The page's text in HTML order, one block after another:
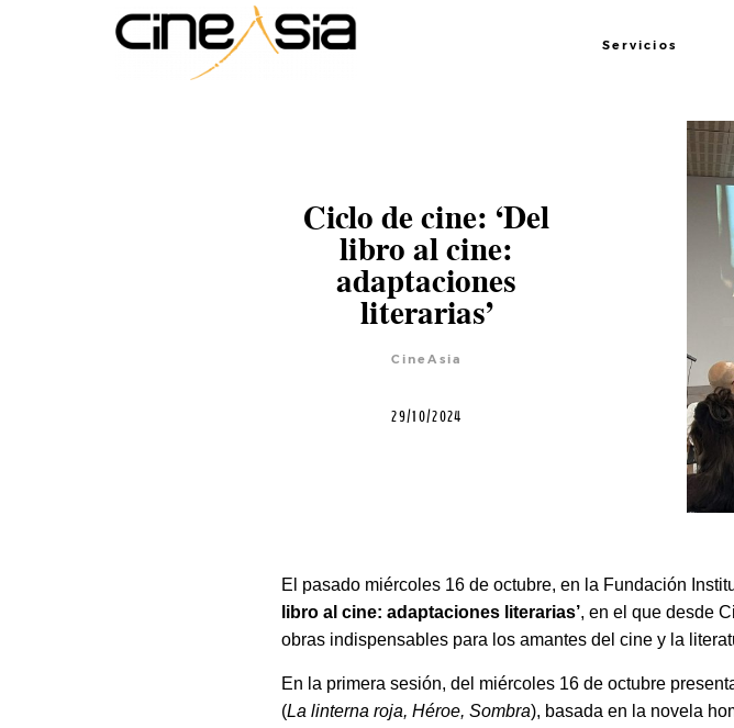
Servicios
Ciclo de cine: ‘Del
libro al cine:
adaptaciones
literarias’
CineAsia
29/10/2024
El pasado miércoles 16 de octubre, en la Fundación
libro al cine: adaptaciones literarias’, en el que desde
obras indispensables para los amantes del cine y la
En la primera sesión, del miércoles 16 de octubre
(La linterna roja, Héroe, Sombra), basada en la novela